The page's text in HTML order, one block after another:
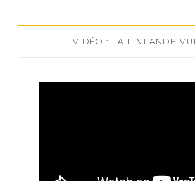
VIDÉO : LA FINLANDE